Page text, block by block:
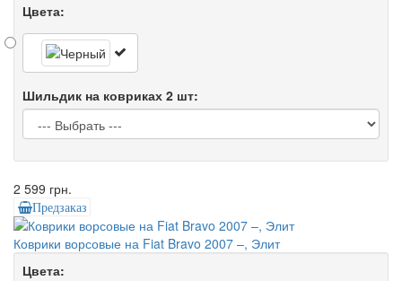
Цвета:
Шильдик на ковриках 2 шт:
2 599 грн.
Предзаказ
Коврики ворсовые на Fiat Bravo 2007 –, Элит
Цвета: